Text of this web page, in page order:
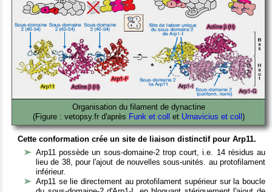
Organisation du filament de dynactine
(Figure : vetopsy.fr d'après Funk et coll et Urnavicius et coll )
Cette conformation crée un site de liaison distinctif pour Arp11.
Arp11 possède un sous-domaine-2 trop court, i.e. 14 résidus au
lieu de 38, pour l'ajout de nouvelles sous-unités. au protofilament
inférieur.
Arp11 se lie directement au protofilament supérieur sur la boucle